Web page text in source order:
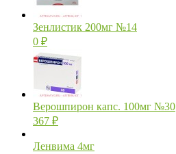
Зенлистик 200мг №14
0 ₽
Верошпирон капс. 100мг №30
367 ₽
Ленвима 4мг